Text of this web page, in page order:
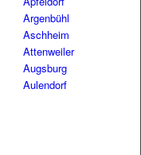
Argenbühl
Aschheim
Attenweiler
Augsburg
Aulendorf